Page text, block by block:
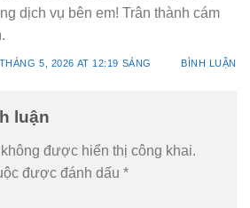
dịch vụ bên em! Trân thành cám
5, 2026 AT 12:19 SÁNG BÌNH LUẬN
luận
được hiển thị công khai.
được đánh dấu *